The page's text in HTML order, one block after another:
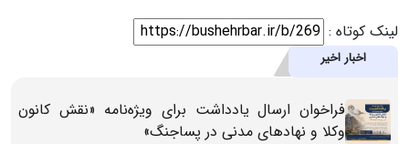
لینک کوتاه :
اخبار اخیر
فراخوان ارسال یادداشت برای ویژه‌نامه «نقش کانون
وکلا و نهادهای مدنی در پساجنگ»